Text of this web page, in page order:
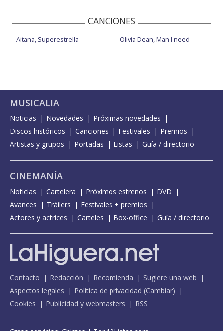
CANCIONES
Aitana, Superestrella Olivia Dean, Man I need
MUSICALIA
Noticias Novedades
Próximas novedades
Discos históricos
Canciones Festivales
Premios
Artistas y grupos
Portadas Listas Guía / directorio
CINEMANÍA
Noticias Cartelera Próximos estrenos
DVD
Avances
Tráilers
Festivales + premios
Actores y actrices
Carteles Box-office Guía / directorio
Contacto Redacción Recomienda
Sugiere una web
Aspectos legales
Política de privacidad (Cambiar)
Cookies
Publicidad y webmasters RSS